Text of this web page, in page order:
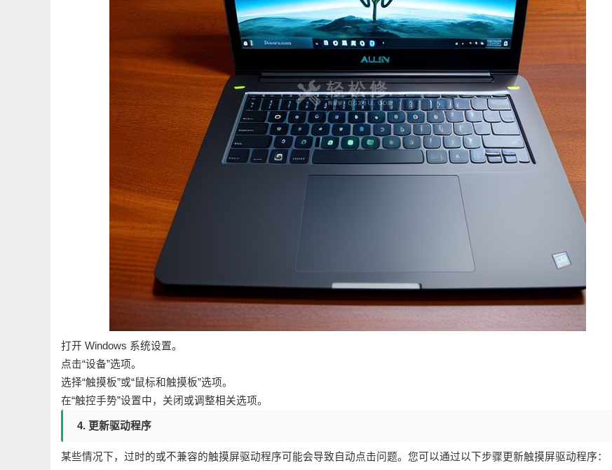
打开 Windows 系统设置。
点击“设备”选项。
选择“触摸板”或“鼠标和触摸板”选项。
在“触控手势”设置中，关闭或调整相关选项。
4. 更新驱动程序
某些情况下，过时的或不兼容的触摸屏驱动程序可能会导致自动点击问题。您可以通过以下步骤更新触摸屏驱动程序：